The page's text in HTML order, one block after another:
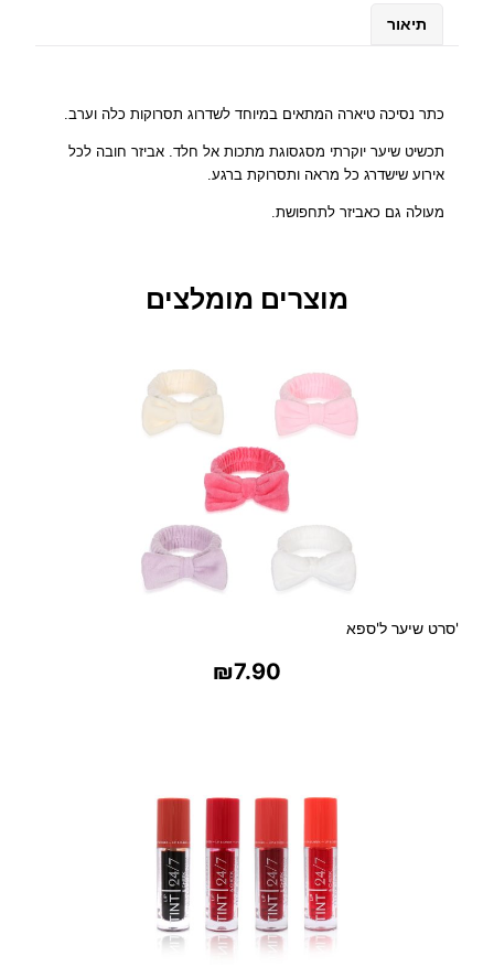
ס
כ
ה
תיאור
כתר נסיכה טיארה המתאים במיוחד לשדרוג תסרוקות כלה וערב.
תכשיט שיער יוקרתי מסגסוגת מתכות אל חלד. אביזר חובה לכל
אירוע שישדרג כל מראה ותסרוקת ברגע.
מעולה גם כאביזר לתחפושת.
מוצרים מומלצים
'סרט שיער ל'ספא
₪7.90